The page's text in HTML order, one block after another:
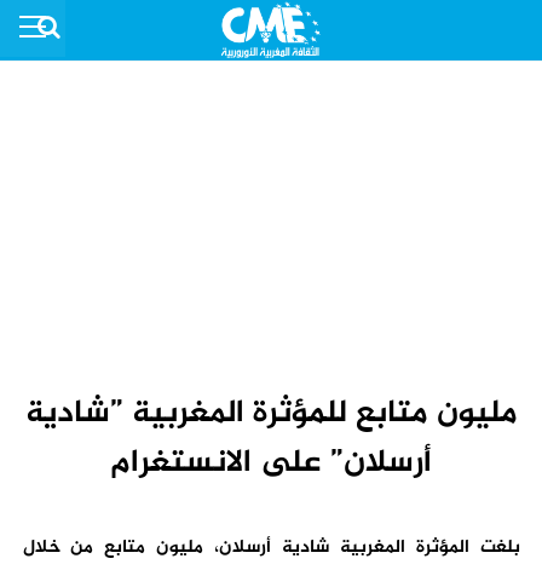
مليون متابع للمؤثرة المغربية ”شادية
أرسلان” على الانستغرام
بلغت المؤثرة المغربية شادية أرسلان، مليون متابع من خلال